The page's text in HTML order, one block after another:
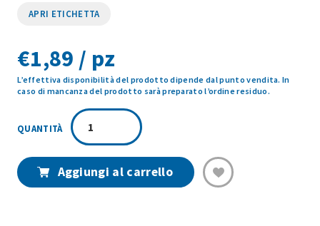
APRI ETICHETTA
€1,89 / pz
L’effettiva disponibilità del prodotto dipende dal punto vendita. In
caso di mancanza del prodotto sarà preparato l’ordine residuo.
SORBETTO
LIMONE
75GR
Aggiungi al carrello